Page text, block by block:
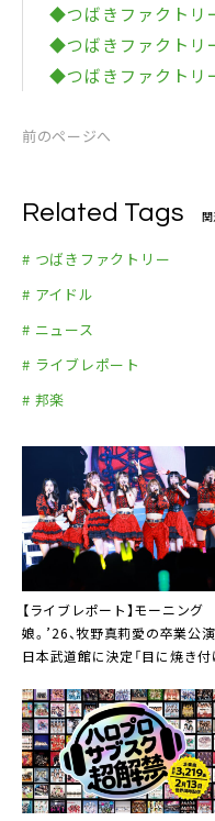
◆つばきファクトリ
◆つばきファクトリ
◆つばきファクトリ
前のページへ
Related Tags
# つばきファクトリー
# アイドル
# ニュース
# ライブレポート
# 邦楽
【ライブレポート】モーニング
娘。’26、牧野真莉愛の卒業公
日本武道館に決定「目に焼き付